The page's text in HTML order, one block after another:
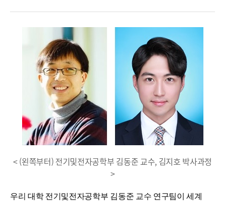
< (왼쪽부터) 전기및전자공학부 김동준 교수, 김지호 박사과정
>
우리 대학 전기및전자공학부 김동준 교수 연구팀이 세계